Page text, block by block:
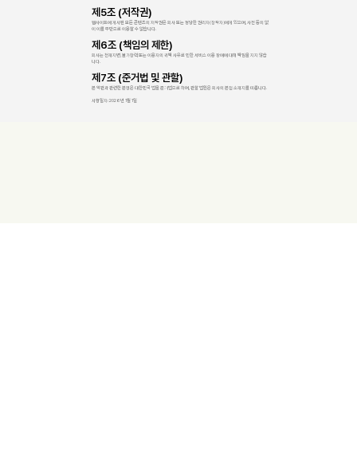
제5조 (저작권)
웹사이트에 게시된 모든 콘텐츠의 저작권은 회사 또는 정당한 권리자(창작자)에게 있으며, 사전 동의 없
이 이를 무단으로 이용할 수 없습니다.
제6조 (책임의 제한)
회사는 천재지변, 불가항력 또는 이용자의 귀책 사유로 인한 서비스 이용 장애에 대해 책임을 지지 않습
니다.
제7조 (준거법 및 관할)
본 약관과 관련한 분쟁은 대한민국 법을 준거법으로 하며, 관할 법원은 회사의 본점 소재지를 따릅니다.
시행일자: 2026년 1월 1일